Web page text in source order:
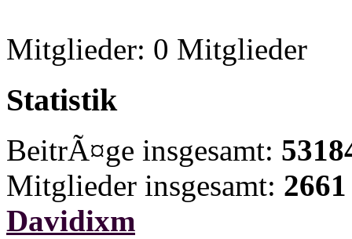
Mitglieder: 0 Mitglieder
Statistik
BeitrÃ¤ge insgesamt:
Mitglieder insgesamt: 2661
Davidixm